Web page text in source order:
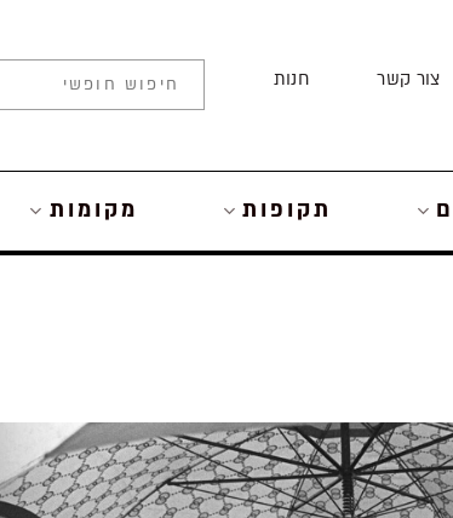
צור קשר חנות
תקופות מקומות